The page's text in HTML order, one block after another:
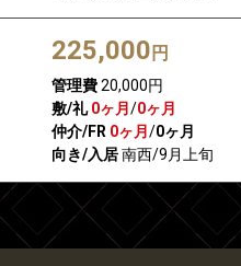
225,000 円
管理費20,000円
敷/礼 0ヶ月 /0ヶ月
仲介/FR 0ヶ月 /0ヶ月
向き/入居南西/9月上旬